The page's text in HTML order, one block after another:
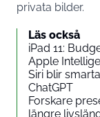
privata bilder.
Läs också
iPad 11:
Apple
Siri blir
ChatGPT
Forskare
längre